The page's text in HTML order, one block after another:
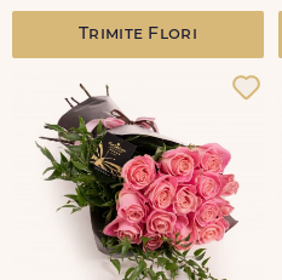
Trimite Flori